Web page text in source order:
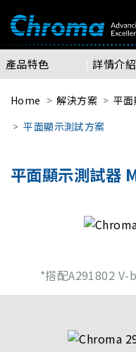
產品特色 詳情介紹
Home 解決方案
平
平面顯示測試方案
平面顯示測試器
*搭配A291802